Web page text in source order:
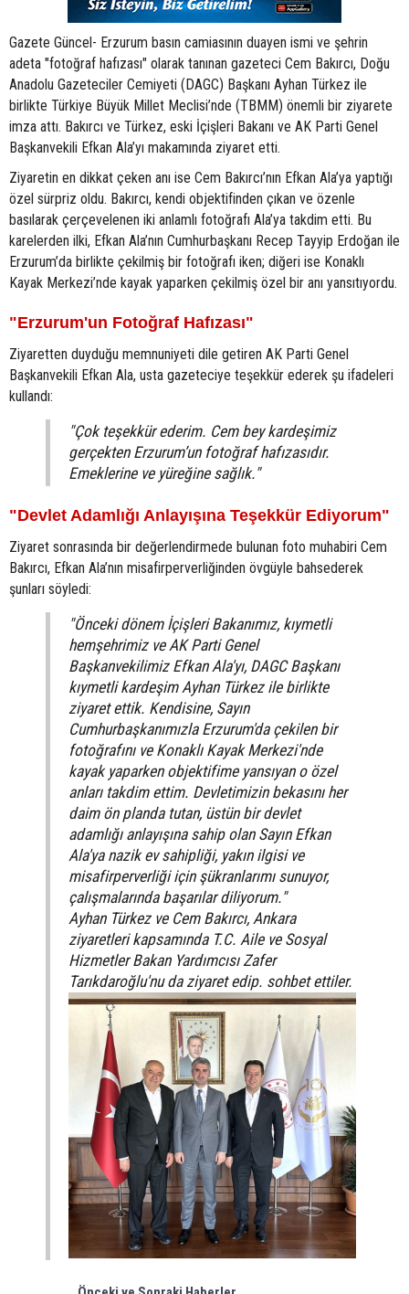
Gazete Güncel- Erzurum basın camiasının duayen ismi ve şehrin
adeta "fotoğraf hafızası" olarak tanınan gazeteci Cem Bakırcı, Doğu
Anadolu Gazeteciler Cemiyeti (DAGC) Başkanı Ayhan Türkez ile
birlikte Türkiye Büyük Millet Meclisi’nde (TBMM) önemli bir ziyarete
imza attı. Bakırcı ve Türkez, eski İçişleri Bakanı ve AK Parti Genel
Başkanvekili Efkan Ala’yı makamında ziyaret etti.
Ziyaretin en dikkat çeken anı ise Cem Bakırcı’nın Efkan Ala’ya yaptığı
özel sürpriz oldu. Bakırcı, kendi objektifinden çıkan ve özenle
basılarak çerçevelenen iki anlamlı fotoğrafı Ala’ya takdim etti. Bu
karelerden ilki, Efkan Ala’nın Cumhurbaşkanı Recep Tayyip Erdoğan ile
Erzurum’da birlikte çekilmiş bir fotoğrafı iken; diğeri ise Konaklı
Kayak Merkezi’nde kayak yaparken çekilmiş özel bir anı yansıtıyordu.
"Erzurum'un Fotoğraf Hafızası"
Ziyaretten duyduğu memnuniyeti dile getiren AK Parti Genel
Başkanvekili Efkan Ala, usta gazeteciye teşekkür ederek şu ifadeleri
kullandı:
"Çok teşekkür ederim. Cem bey kardeşimiz
gerçekten Erzurum’un fotoğraf hafızasıdır.
Emeklerine ve yüreğine sağlık."
"Devlet Adamlığı Anlayışına Teşekkür Ediyorum"
Ziyaret sonrasında bir değerlendirmede bulunan foto muhabiri Cem
Bakırcı, Efkan Ala’nın misafirperverliğinden övgüyle bahsederek
şunları söyledi:
"Önceki dönem İçişleri Bakanımız, kıymetli
hemşehrimiz ve AK Parti Genel
Başkanvekilimiz Efkan Ala'yı, DAGC Başkanı
kıymetli kardeşim Ayhan Türkez ile birlikte
ziyaret ettik. Kendisine, Sayın
Cumhurbaşkanımızla Erzurum'da çekilen bir
fotoğrafını ve Konaklı Kayak Merkezi'nde
kayak yaparken objektifime yansıyan o özel
anları takdim ettim. Devletimizin bekasını her
daim ön planda tutan, üstün bir devlet
adamlığı anlayışına sahip olan Sayın Efkan
Ala'ya nazik ev sahipliği, yakın ilgisi ve
misafirperverliği için şükranlarımı sunuyor,
çalışmalarında başarılar diliyorum."
Ayhan Türkez ve Cem Bakırcı, Ankara
ziyaretleri kapsamında T.C. Aile ve Sosyal
Hizmetler Bakan Yardımcısı Zafer
Tarıkdaroğlu'nu da ziyaret edip. sohbet ettiler.